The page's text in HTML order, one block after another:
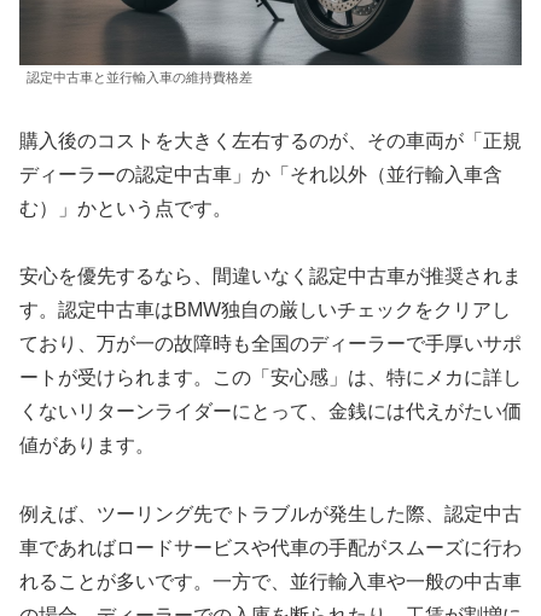
認定中古車と並行輸入車の維持費格差
購入後のコストを大きく左右するのが、その車両が「正規
ディーラーの認定中古車」か「それ以外（並行輸入車含
む）」かという点です。
安心を優先するなら、間違いなく認定中古車が推奨されま
す。認定中古車はBMW独自の厳しいチェックをクリアし
ており、万が一の故障時も全国のディーラーで手厚いサポ
ートが受けられます。この「安心感」は、特にメカに詳し
くないリターンライダーにとって、金銭には代えがたい価
値があります。
例えば、ツーリング先でトラブルが発生した際、認定中古
車であればロードサービスや代車の手配がスムーズに行わ
れることが多いです。一方で、並行輸入車や一般の中古車